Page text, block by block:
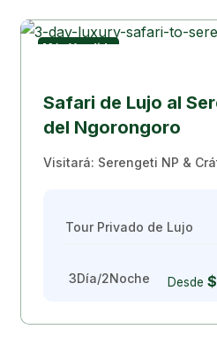
Más Vendido
Safari de Lujo al
del Ngorongoro
Visitará: Serengeti NP &
Tour Privado de Lujo
3Día/2Noche Desde